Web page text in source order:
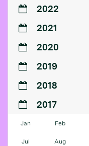
2022
2021
2020
2019
2018
2017
Jan Feb
Jul Aug